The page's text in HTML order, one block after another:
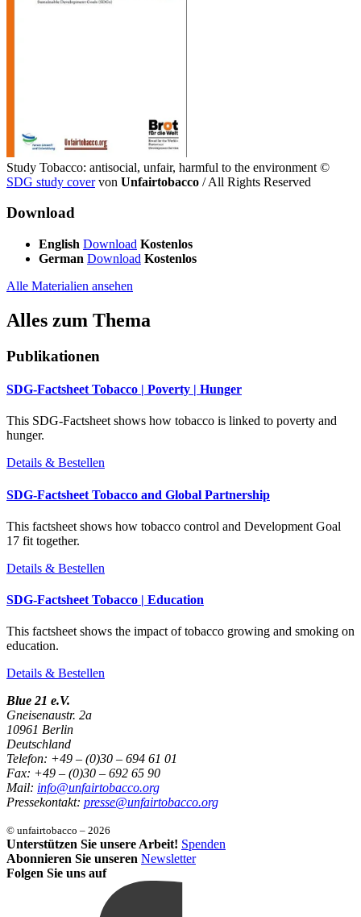
Study Tobacco: antisocial, unfair, harmful to the environment ©
SDG study covervon Unfairtobacco / All Rights Reserved
Download
English Download Kostenlos
German Download Kostenlos
Alle Materialien ansehen
Alles zum Thema
Publikationen
SDG-Factsheet Tobacco | Poverty | Hunger
This SDG-Factsheet shows how tobacco is linked to poverty and
hunger.
Details & Bestellen
SDG-Factsheet Tobacco and Global Partnership
This factsheet shows how tobacco control and Development Goal
17 fit together.
Details & Bestellen
SDG-Factsheet Tobacco | Education
This factsheet shows the impact of tobacco growing and smoking on
education.
Details & Bestellen
Blue 21 e.V.
Gneisenaustr. 2a
10961 Berlin
Deutschland
Telefon: +49 – (0)30 – 694 61 01
Fax: +49 – (0)30 – 692 65 90
Mail: info@unfairtobacco.org
Pressekontakt: presse@unfairtobacco.org
© unfairtobacco – 2026
Unterstützen Sie unsere Arbeit! Spenden
Abonnieren Sie unseren Newsletter
Folgen Sie uns auf